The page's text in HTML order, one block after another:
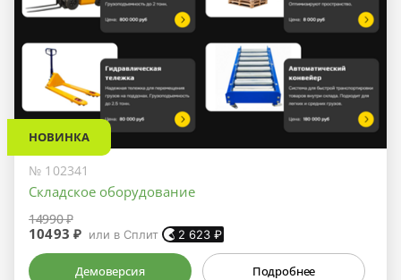
НОВИНКА
№ 102341
Складское оборудование
14990 ₽
10493 ₽ или в Сплит 2 623 ₽
Демоверсия Подробнее